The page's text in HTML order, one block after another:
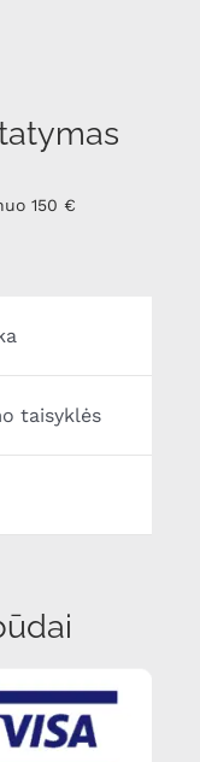
150 €
taisyklės